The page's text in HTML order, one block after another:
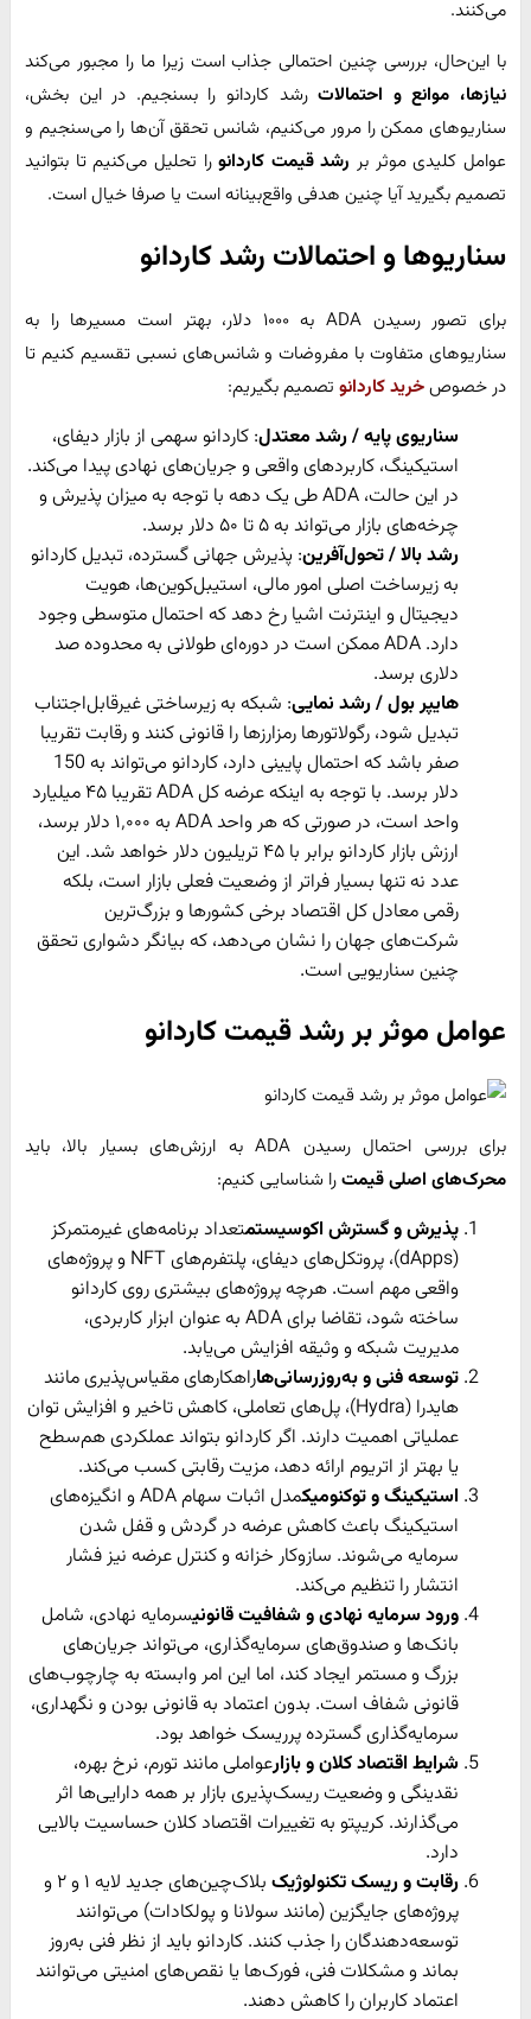
می‌کنند.
با این‌حال، بررسی چنین احتمالی جذاب است زیرا ما را مجبور می‌کند
نیازها، موانع و احتمالاترشد کاردانو را بسنجیم. در این بخش،
سناریوهای ممکن را مرور می‌کنیم، شانس تحقق آن‌ها را می‌سنجیم و
عوامل کلیدی موثر بر رشد قیمت کاردانورا تحلیل می‌کنیم تا بتوانید
تصمیم بگیرید آیا چنین هدفی واقع‌بینانه است یا صرفا خیال است.
سناریوها و احتمالات رشد کاردانو
برای تصور رسیدن ADA به ۱۰۰۰ دلار، بهتر است مسیرها را به
سناریوهای متفاوت با مفروضات و شانس‌های نسبی تقسیم کنیم تا
در خصوصخرید کاردانو تصمیم بگیریم:
سناریوی پایه / رشد معتدل: کاردانو سهمی از بازار دیفای،
استیکینگ، کاربردهای واقعی و جریان‌های نهادی پیدا می‌کند.
در این حالت، ADA طی یک دهه با توجه به میزان پذیرش و
چرخه‌های بازار می‌تواند به ۵ تا ۵۰ دلار برسد.
رشد بالا / تحول‌آفرین: پذیرش جهانی گسترده، تبدیل کاردانو
به زیرساخت اصلی امور مالی، استیبل‌کوین‌ها، هویت
دیجیتال و اینترنت اشیا رخ دهد که احتمال متوسطی وجود
دارد. ADA ممکن است در دوره‌ای طولانی به محدوده صد
دلاری برسد.
هایپر بول / رشد نمایی: شبکه به زیرساختی غیرقابل‌اجتناب
تبدیل شود، رگولاتورها رمزارزها را قانونی کنند و رقابت تقریبا
صفر باشد که احتمال پایینی دارد، کاردانو می‌تواند به 150
دلار برسد. با توجه به اینکه عرضه کل ADA تقریبا ۴۵ میلیارد
واحد است، در صورتی که هر واحد ADA به ۱٬۰۰۰ دلار برسد،
ارزش بازار کاردانو برابر با ۴۵ تریلیون دلار خواهد شد. این
عدد نه تنها بسیار فراتر از وضعیت فعلی بازار است، بلکه
رقمی معادل کل اقتصاد برخی کشورها و بزرگ‌ترین
شرکت‌های جهان را نشان می‌دهد، که بیانگر دشواری تحقق
چنین سناریویی است.
عوامل موثر بر رشد قیمت کاردانو
برای بررسی احتمال رسیدن ADA به ارزش‌های بسیار بالا، باید
محرک‌های اصلی قیمترا شناسایی کنیم:
پذیرش و گسترش اکوسیستمتعداد برنامه‌های غیرمتمرکز
(dApps)، پروتکل‌های دیفای، پلتفرم‌های NFT و پروژه‌های
واقعی مهم است. هرچه پروژه‌های بیشتری روی کاردانو
ساخته شود، تقاضا برای ADA به عنوان ابزار کاربردی،
مدیریت شبکه و وثیقه افزایش می‌یابد.
توسعه فنی و به‌روزرسانی‌هاراهکارهای مقیاس‌پذیری مانند
هایدرا (Hydra)، پل‌های تعاملی، کاهش تاخیر و افزایش توان
عملیاتی اهمیت دارند. اگر کاردانو بتواند عملکردی هم‌سطح
یا بهتر از اتریوم ارائه دهد، مزیت رقابتی کسب می‌کند.
استیکینگ و توکنومیک
مدل اثبات سهام ADA و انگیزه‌های
استیکینگ باعث کاهش عرضه در گردش و قفل شدن
سرمایه می‌شوند. سازوکار خزانه و کنترل عرضه نیز فشار
انتشار را تنظیم می‌کند.
ورود سرمایه نهادی و شفافیت قانونیسرمایه نهادی، شامل
بانک‌ها و صندوق‌های سرمایه‌گذاری، می‌تواند جریان‌های
بزرگ و مستمر ایجاد کند، اما این امر وابسته به چارچوب‌های
قانونی شفاف است. بدون اعتماد به قانونی بودن و نگهداری،
سرمایه‌گذاری گسترده پرریسک خواهد بود.
شرایط اقتصاد کلان و بازارعواملی مانند تورم، نرخ بهره،
نقدینگی و وضعیت ریسک‌پذیری بازار بر همه دارایی‌ها اثر
می‌گذارند. کریپتو به تغییرات اقتصاد کلان حساسیت بالایی
دارد.
رقابت و ریسک تکنولوژیک
بلاک‌چین‌های جدید لایه ۱ و ۲ و
پروژه‌های جایگزین (مانند سولانا و پولکادات) می‌توانند
توسعه‌دهندگان را جذب کنند. کاردانو باید از نظر فنی به‌روز
بماند و مشکلات فنی، فورک‌ها یا نقص‌های امنیتی می‌توانند
اعتماد کاربران را کاهش دهند.